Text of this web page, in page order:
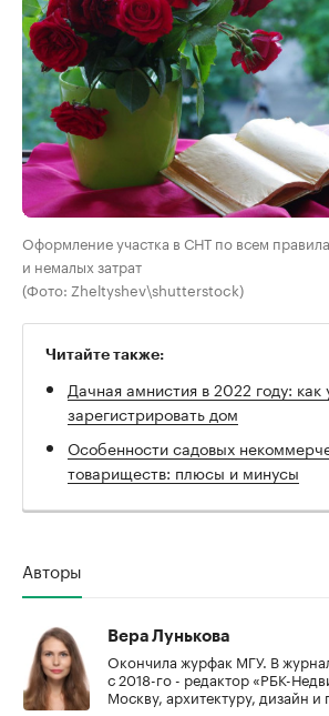
Оформление участка в СНТ по всем
и немалых затрат
(Фото: Zheltyshev\shutterstock)
Читайте также:
Дачная амнистия в 2022 году:
зарегистрировать дом
Особенности садовых
товариществ: плюсы и минусы
Авторы
Вера Лунькова
Окончила журфак МГУ. В
с 2018-го - редактор «РБК-
Москву, архитектуру, дизайн